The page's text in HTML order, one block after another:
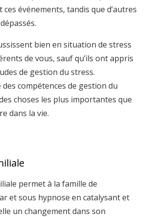
événements, tandis que d’autres
bien en situation de stress
de vous, sauf qu’ils ont appris
de gestion du stress.
des compétences de gestion du
choses les plus importantes que
dans la vie.
permet à la famille de
et sous hypnose en catalysant et
un changement dans son